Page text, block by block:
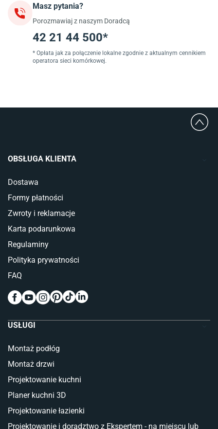
Jadalnia
Stoły do jadalni
Krzesła do jadalni
Dywany szare
Lampy w stylu loftowym
Lampy wiszące do jadalni
Wanny Cersanit
Sypialnia
Wykładzina do sypialni
Szafy do sypialni
Łóżka z pojemnikiem
Materace piankowe
Kinkiety do sypialni
Pokój dziecięcy
Meble do pokoju dziecięcego
Komody dla dzieci
Łóżka dla dziecka (młodzieżowe)
Taras i balkon
Deski tarasowe kompozytowe
Sztuczna trawa miękka
Koce i pledy
Płytki na balkon
Lampy stojące LED
Masz pytania?
Porozmawiaj z naszym Doradcą
42 21 44 500*
* Opłata jak za połączenie lokalne zgodnie z aktualnym cennikiem
operatora sieci komórkowej.
OBSŁUGA KLIENTA
Dostawa
Formy płatności
Zwroty i reklamacje
Karta podarunkowa
Regulaminy
Polityka prywatności
FAQ
USŁUGI
Montaż podłóg
Montaż drzwi
Projektowanie kuchni
Planer kuchni 3D
Projektowanie łazienki
Projektowanie i doradztwo z Ekspertem - na miejscu lub